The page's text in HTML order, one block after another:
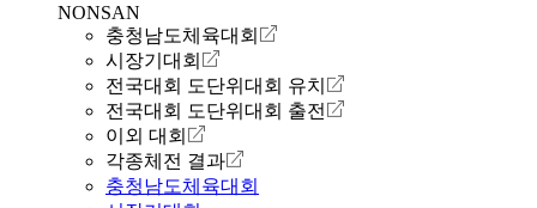
NONSAN
충청남도체육대회
시장기대회
전국대회 도단위대회 유치
전국대회 도단위대회 출전
이외 대회
각종체전 결과
충청남도체육대회